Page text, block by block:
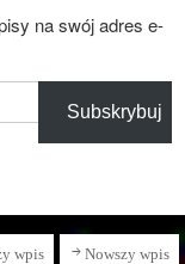
na swój adres e-
Subskrybuj
wpis Nowszy wpis